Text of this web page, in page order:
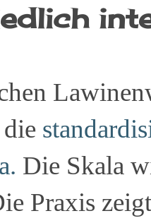
Die Skala
Praxis